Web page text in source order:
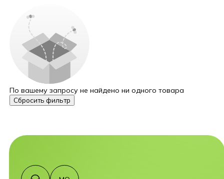
По вашему запросу не найдено ни одного товара
Сбросить фильтр